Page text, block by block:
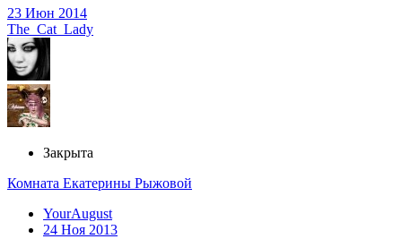
23 Июн 2014
The_Cat_Lady
Закрыта
Комната Екатерины Рыжовой
YourAugust
24 Ноя 2013